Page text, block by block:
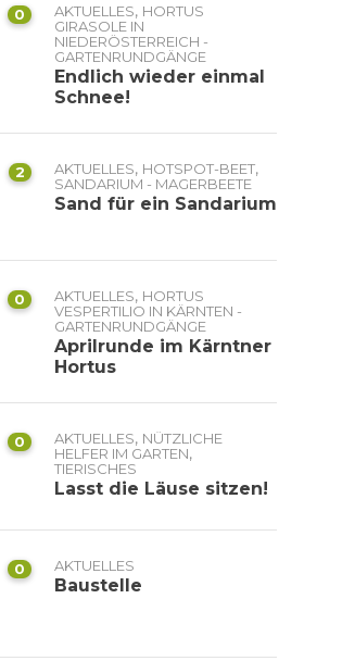
0 AKTUELLES, HORTUS
GIRASOLE IN
NIEDERÖSTERREICH -
GARTENRUNDGÄNGE
Endlich wieder einmal
Schnee!
2 AKTUELLES, HOTSPOT-BEET,
SANDARIUM - MAGERBEETE
Sand für ein Sandarium
0 AKTUELLES, HORTUS
VESPERTILIO IN KÄRNTEN -
GARTENRUNDGÄNGE
Aprilrunde im Kärntner
Hortus
0 AKTUELLES, NÜTZLICHE
HELFER IM GARTEN,
TIERISCHES
Lasst die Läuse sitzen!
0 AKTUELLES
Baustelle